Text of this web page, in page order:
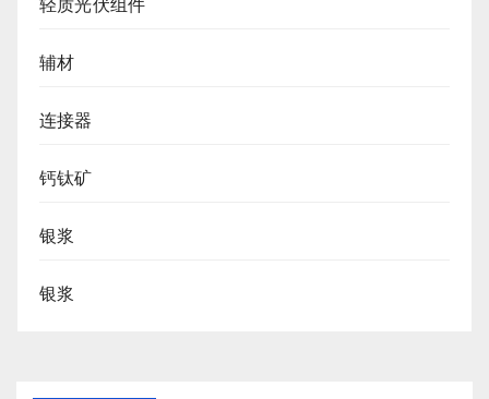
轻质光伏组件
辅材
连接器
钙钛矿
银浆
银浆